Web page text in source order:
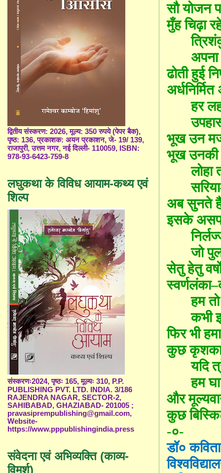
सौ योजन
मुँह चिढ़ा
अपना
ढोती हुई
हर
भूख उन
भूख उनकी
लोहा
सरिया
अब सुनते
इसके
जो
सेतु हेतु
स्वर्णलंका–
हम
कभी
फिर भी
कुछ
यदि
हम
और
कुछ
-०-
डॉ०
द्वितीय संस्करण: 2026, मूल्य: 350 रुपये (पेपर बैक),
पृष्ठ: 136, प्रकाशक: अयन प्रकाशन, जे- 19/ 139,
राजापुरी, उत्तम नगर, नई दिल्ली- 110059, ISBN:
978-93-6423-759-8
लघुकथा के विविध आयाम-कथ्य एवं
शिल्प
संस्करणः2024, पृष्ठः 165, मूल्यः 310, P.P.
PUBLISHING PVT. LTD. INDIA. 3/186
RAJENDRA NAGAR, SECTOR-2,
SAHIBABAD, GHAZIABAD- 201005 ;
pravasiprempublishing@gmail.com,
Website-
https://www.pppublishingindia.press
संवेदना एवं अभिव्यक्ति (काव्य-
विमर्श)